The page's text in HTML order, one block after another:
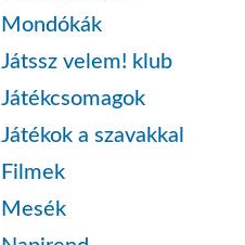
Mondókák
Játssz velem! klub
Játékcsomagok
Játékok a szavakkal
Filmek
Mesék